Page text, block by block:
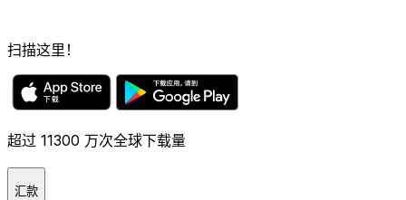
扫描这里！
超过 11300 万次全球下载量
汇款